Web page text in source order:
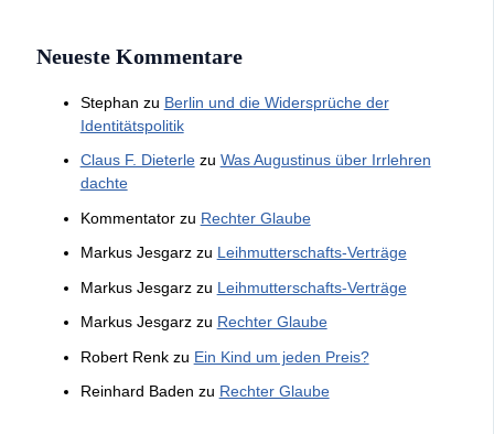
Neueste Kommentare
Stephan zu Berlin und die Widersprüche der
Identitätspolitik
Claus F. Dieterlezu Was Augustinus über Irrlehren
dachte
Kommentatorzu Rechter Glaube
Markus Jesgarzzu Leihmutterschafts-Verträge
Markus Jesgarzzu Leihmutterschafts-Verträge
Markus Jesgarzzu Rechter Glaube
Robert Renkzu Ein Kind um jeden Preis?
Reinhard Baden zu Rechter Glaube